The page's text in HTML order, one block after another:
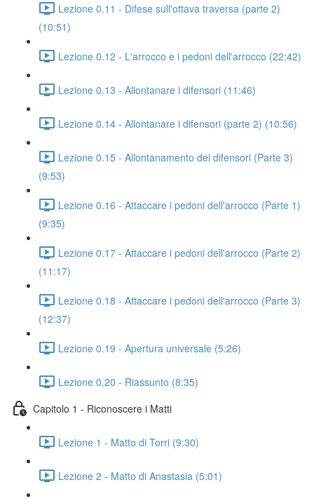
Lezione 0.11 - Difese sull'ottava traversa (parte 2)
(10:51)
Lezione 0.12 - L'arrocco e i pedoni dell'arrocco (22:42)
Lezione 0.13 - Allontanare i difensori (11:46)
Lezione 0.14 - Allontanare i difensori (parte 2) (10:56)
Lezione 0.15 - Allontanamento dei difensori (Parte 3)
(9:53)
Lezione 0.16 - Attaccare i pedoni dell'arrocco (Parte 1)
(9:35)
Lezione 0.17 - Attaccare i pedoni dell'arrocco (Parte 2)
(11:17)
Lezione 0.18 - Attaccare i pedoni dell'arrocco (Parte 3)
(12:37)
Lezione 0.19 - Apertura universale (5:26)
Lezione 0.20 - Riassunto (8:35)
Capitolo 1 - Riconoscere i Matti
Lezione 1 - Matto di Torri (9:30)
Lezione 2 - Matto di Anastasia (5:01)